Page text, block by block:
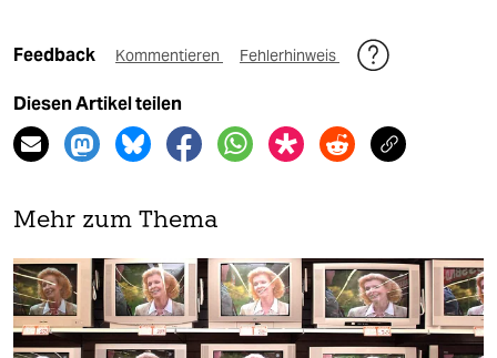
Feedback Kommentieren Fehlerhinweis
Diesen Artikel teilen
Mehr zum Thema